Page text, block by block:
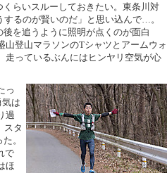
らいスルーしておきたい。東条川対
るのが賢いのだ」と思い込んで…。
を追うように照明が点くのが面白
登山マラソンのTシャツとアームウォ
走っているぶんにはヒンヤリ空気が心
っ
は
過
スタ
。
で
ほ